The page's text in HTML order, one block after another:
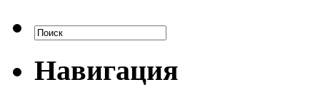
Навигация